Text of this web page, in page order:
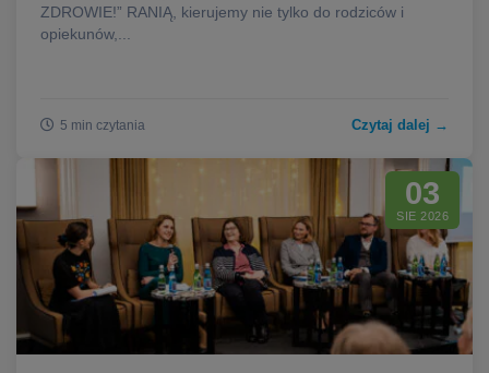
ZDROWIE!” RANIĄ, kierujemy nie tylko do rodziców i
opiekunów,...
5 min czytania Czytaj dalej →
03
SIE 2026